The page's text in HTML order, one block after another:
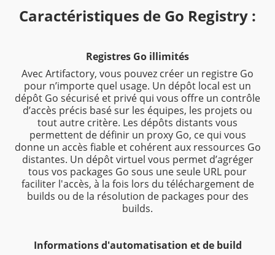
Caractéristiques de Go Registry :
Registres Go illimités
Avec Artifactory, vous pouvez créer un registre Go
pour n’importe quel usage. Un dépôt local est un
dépôt Go sécurisé et privé qui vous offre un contrôle
d’accès précis basé sur les équipes, les projets ou
tout autre critère. Les dépôts distants vous
permettent de définir un proxy Go, ce qui vous
donne un accès fiable et cohérent aux ressources Go
distantes. Un dépôt virtuel vous permet d’agréger
tous vos packages Go sous une seule URL pour
faciliter l'accès, à la fois lors du téléchargement de
builds ou de la résolution de packages pour des
builds.
Informations d'automatisation et de build